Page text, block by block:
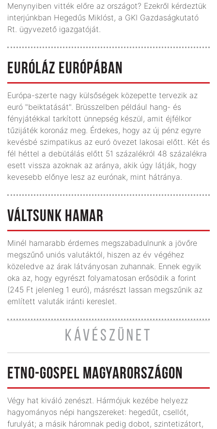
Menynyiben vitték előre az országot? Ezekről kérdeztük
interjúnkban Hegedűs Miklóst, a GKI Gazdaságkutató
Rt. ügyvezető igazgatóját.
EURÓLÁZ EURÓPÁBAN
Európa-szerte nagy külsőségek közepette tervezik az
euró "beiktatását". Brüsszelben például hang- és
fényjátékkal tarkított ünnepség készül, amit éjfélkor
tűzijáték koronáz meg. Érdekes, hogy az új pénz egyre
kevésbé szimpatikus az euró övezet lakosai előtt. Két és
fél héttel a debütálás előtt 51 százalékról 48 százalékra
esett vissza azoknak az aránya, akik úgy látják, hogy
kevesebb előnye lesz az eurónak, mint hátránya.
VÁLTSUNK HAMAR
Minél hamarabb érdemes megszabadulnunk a jövőre
megszűnő uniós valutáktól, hiszen az év végéhez
közeledve az árak látványosan zuhannak. Ennek egyik
oka az, hogy egyrészt folyamatosan erősödik a forint
(245 Ft jelenleg 1 euró), másrészt lassan megszűnik az
említett valuták iránti kereslet.
KÁVÉSZÜNET
ETNO-GOSPEL MAGYARORSZÁGON
Végy hat kiváló zenészt. Hármójuk kezébe helyezz
hagyományos népi hangszereket: hegedűt, csellót,
furulyát; a másik háromnak pedig dobot, szintetizátort,